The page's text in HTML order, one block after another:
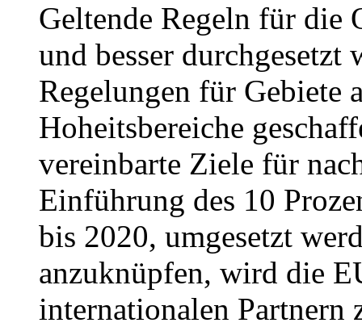
Geltende Regeln für die
und besser durchgesetzt
Regelungen für Gebiete
Hoheitsbereiche
vereinbarte Ziele für
Einführung des 10
bis 2020, umgesetzt
anzuknüpfen, wird die
internationalen Partnern